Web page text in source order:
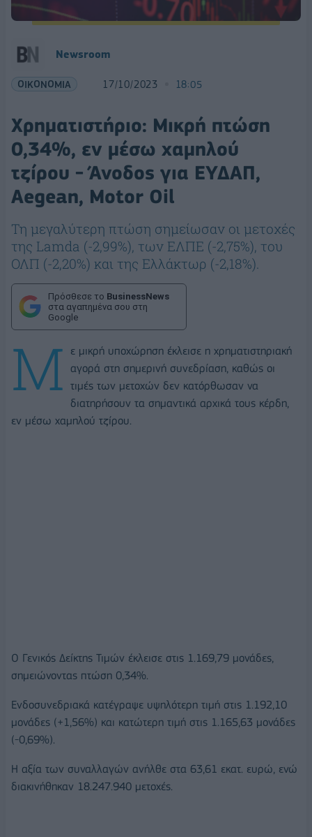
Newsroom
ΟΙΚΟΝΟΜΙΑ 17/10/2023 18:05
Χρηματιστήριο: Μικρή πτώση
0,34%, εν μέσω χαμηλού
τζίρου - Άνοδος για ΕΥΔΑΠ,
Aegean, Motor Oil
Τη μεγαλύτερη πτώση σημείωσαν οι μετοχές
της Lamda (-2,99%), των ΕΛΠΕ (-2,75%), του
ΟΛΠ (-2,20%) και της Ελλάκτωρ (-2,18%).
Πρόσθεσε το BusinessNews
στα αγαπημένα σου στη
Google
Μ
ε μικρή υποχώρηση έκλεισε η χρηματιστηριακή
αγορά στη σημερινή συνεδρίαση, καθώς οι
τιμές των μετοχών δεν κατόρθωσαν να
διατηρήσουν τα σημαντικά αρχικά τους κέρδη,
εν μέσω χαμηλού τζίρου.
O Γενικός Δείκτης Τιμών έκλεισε στις 1.169,79 μονάδες,
σημειώνοντας πτώση 0,34%.
Ενδοσυνεδριακά κατέγραψε υψηλότερη τιμή στις 1.192,10
μονάδες (+1,56%) και κατώτερη τιμή στις 1.165,63 μονάδες
(-0,69%).
Η αξία των συναλλαγών ανήλθε στα 63,61 εκατ. ευρώ, ενώ
διακινήθηκαν 18.247.940 μετοχές.